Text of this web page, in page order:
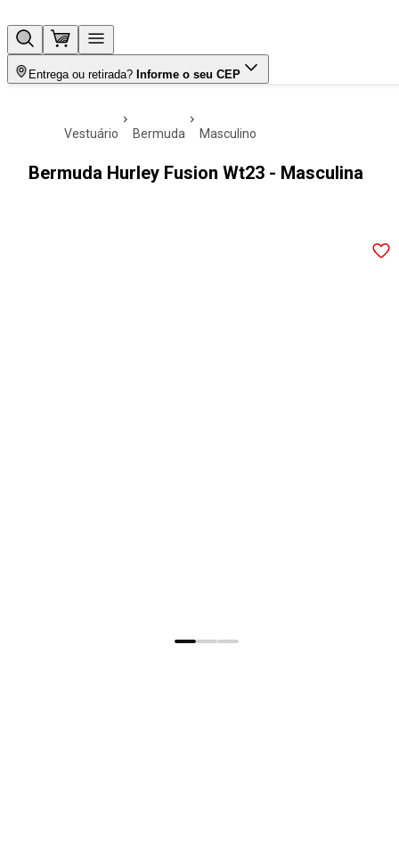
Entrega ou retirada? Informe o seu CEP
vestuário bermuda masculino
Bermuda Hurley Fusion Wt23 - Masculina